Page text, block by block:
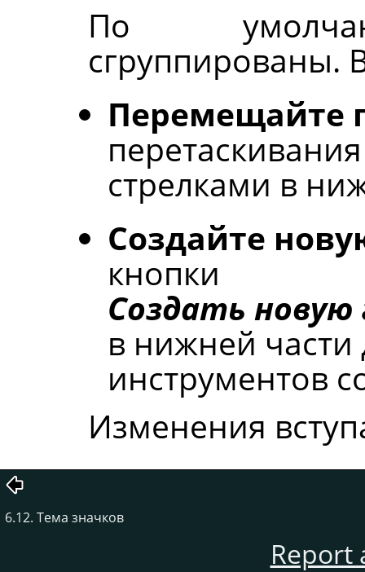
По
сгруппированы.
Перемещайте
стрелками в
Создайте
кнопки
Создать
в нижней части
инструментов
Изменения
6.12. Тема значков
Report